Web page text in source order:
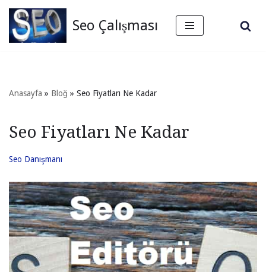
İçeriğe
geç
Seo Çalışması
Anasayfa » Bloğ » Seo Fiyatları Ne Kadar
Seo Fiyatları Ne Kadar
Seo Danışmanı